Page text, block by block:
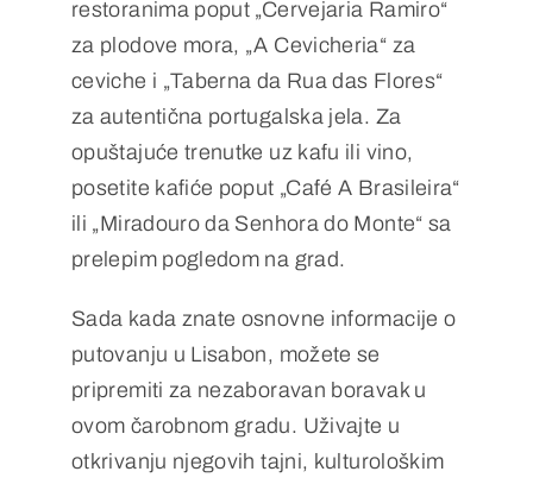
restoranima poput „Cervejaria Ramiro“
za plodove mora, „A Cevicheria“ za
ceviche i „Taberna da Rua das Flores“
za autentična portugalska jela. Za
opuštajuće trenutke uz kafu ili vino,
posetite kafiće poput „Café A Brasileira“
ili „Miradouro da Senhora do Monte“ sa
prelepim pogledom na grad.
Sada kada znate osnovne informacije o
putovanju u Lisabon, možete se
pripremiti za nezaboravan boravak u
ovom čarobnom gradu. Uživajte u
otkrivanju njegovih tajni, kulturološkim